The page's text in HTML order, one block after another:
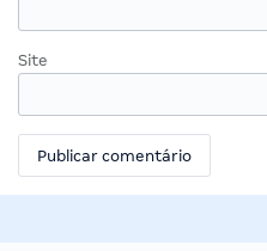
Site